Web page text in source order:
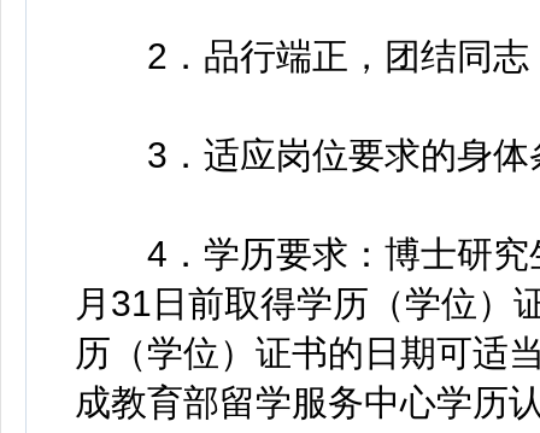
2．品行端正，团结同志
3．适应岗位要求的身体
4．学历要求：博士研究
月31日前取得学历（学位）
历（学位）证书的日期可适
成教育部留学服务中心学历